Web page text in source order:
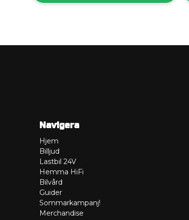
Navigera
Hjem
Billjud
Lastbil 24V
Hemma HiFi
Bilvård
Guider
Sommarkampanj!
Merchandise